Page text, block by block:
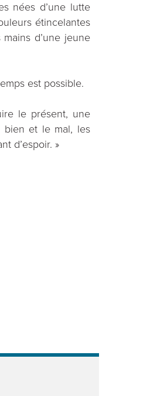
nées d’une lutte
étincelantes
d’une jeune
est possible.
le présent, une
bien et le mal, les
d’espoir. »